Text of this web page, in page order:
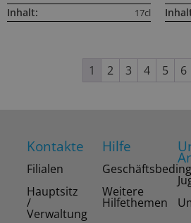
Inhalt: 17cl
1 2 3 4 5 6
Kontakte
Filialen
Hauptsitz
/
Verwaltung
Hilfe
Weitere
Hilfethemen